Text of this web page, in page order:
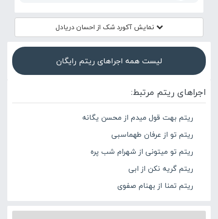
نمایش آکوردشک از احسان دریادل
لیست همه اجراهای ریتم رایگان
اجراهای ریتم مرتبط:
ریتم بهت قول میدم از محسن یگانه
ریتم تو از عرفان طهماسبی
ریتم تو میتونی از شهرام شب پره
ریتم گریه نکن از ابی
ریتم تمنا از بهنام صفوی